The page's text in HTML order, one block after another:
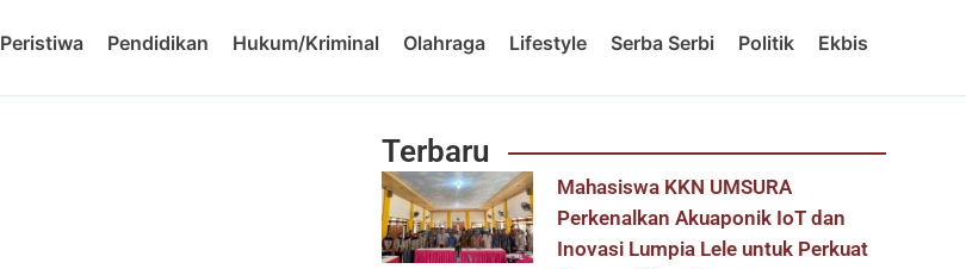
Peristiwa Pendidikan Hukum/Kriminal Olahraga Lifestyle Serba Serbi Politik Ekbis
Terbaru
Mahasiswa KKN UMSURA
Perkenalkan Akuaponik IoT dan
Inovasi Lumpia Lele untuk Perkuat